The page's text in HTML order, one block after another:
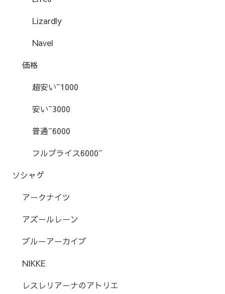
Lizardly
Navel
価格
超安い~1000
安い~3000
普通~6000
フルプライス6000~
ソシャゲ
アークナイツ
アズールレーン
ブルーアーカイブ
NIKKE
レスレリアーナのアトリエ